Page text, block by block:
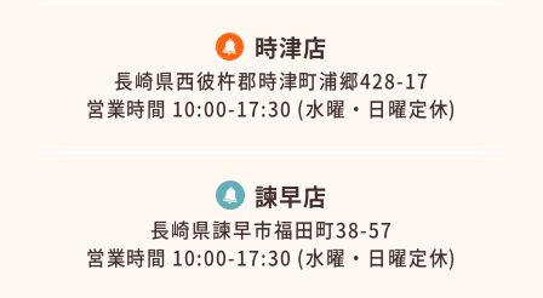
時津店
長崎県西彼杵郡時津町浦郷428-17
営業時間 10:00-17:30 (水曜・日曜定休)
諫早店
長崎県諫早市福田町38-57
営業時間 10:00-17:30 (水曜・日曜定休)